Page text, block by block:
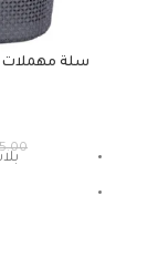
سلة مهملات